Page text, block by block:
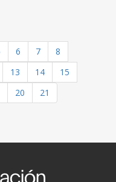
6 7
8
13 14
15
20 21